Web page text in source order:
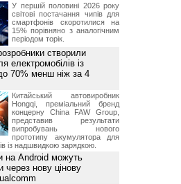
У першій половині 2026 року
світові постачання чипів для
смартфонів скоротилися на
15% порівняно з аналогічним
періодом торік.
створили
електромобілів із
70% менш ніж за 4
Китайський автовиробник
Hongqi, преміальний бренд
концерну China FAW Group,
представив результати
випробувань нового
прототипу акумулятора для
із надшвидкою зарядкою.
на Android можуть
через нову цінову